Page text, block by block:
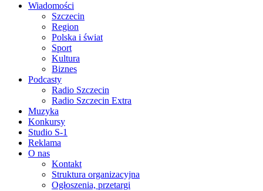
Wiadomości
Szczecin
Region
Polska i świat
Sport
Kultura
Biznes
Podcasty
Radio Szczecin
Radio Szczecin Extra
Muzyka
Konkursy
Studio S-1
Reklama
O nas
Kontakt
Struktura organizacyjna
Ogłoszenia, przetargi